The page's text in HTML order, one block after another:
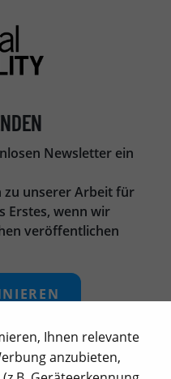
Newsletter ein
unserer Arbeit für
Erstes, wenn wir
veröffentlichen
Ihnen relevante
anzubieten,